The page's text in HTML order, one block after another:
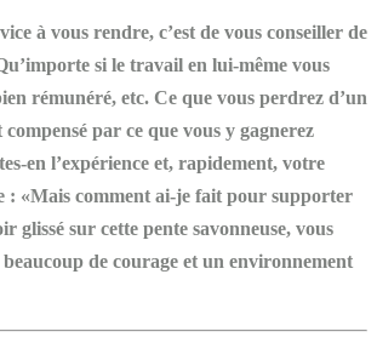
à vous rendre, c’est de vous conseiller de
si le travail en lui-même vous
rémunéré, etc. Ce que vous perdrez d’un
par ce que vous y gagnerez
en l’expérience et, rapidement, votre
: «Mais comment ai-je fait pour supporter
glissé sur cette pente savonneuse, vous
de courage et un environnement